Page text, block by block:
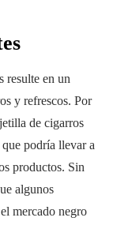
resulte en un
y refrescos. Por
de cigarros
podría llevar a
productos. Sin
algunos
mercado negro